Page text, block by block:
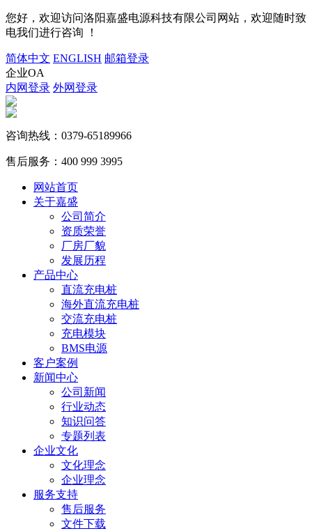
您好，欢迎访问洛阳嘉盛电源科技有限公司网站，欢迎随时致
电我们进行咨询 ！
简体中文 ENGLISH 邮箱登录
企业OA
内网登录 外网登录
咨询热线： 0379-65189966
售后服务： 400 999 3995
网站首页
关于嘉盛
公司简介
资质荣誉
厂房厂貌
发展历程
产品中心
直流充电桩
海外直流充电桩
交流充电桩
充电模块
BMS电源
客户案例
新闻中心
公司新闻
行业动态
知识问答
专题列表
企业文化
文化理念
企业理念
服务支持
售后服务
文件下载